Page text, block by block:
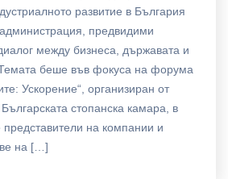
развитие в България
предвидими
между бизнеса, държавата и
беше във фокуса на форума
Ускорение“, организиран от
стопанска камара, в
представители на компании и
на […]